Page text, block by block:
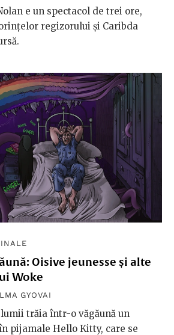
e un spectacol de trei ore,
regizorului și Caribda
Oisive jeunesse și alte
Woke
GYOVAI
trăia într-o văgăună un
pijamale Hello Kitty, care se